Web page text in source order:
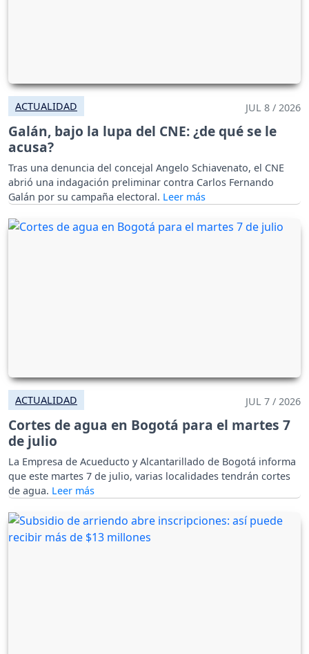
ACTUALIDAD JUL 8 / 2026
Galán, bajo la lupa del CNE: ¿de qué se le
acusa?
Tras una denuncia del concejal Angelo Schiavenato, el CNE
abrió una indagación preliminar contra Carlos Fernando
Galán por su campaña electoral.
ACTUALIDAD JUL 7 / 2026
Cortes de agua en Bogotá para el martes 7
de julio
La Empresa de Acueducto y Alcantarillado de Bogotá informa
que este martes 7 de julio, varias localidades tendrán cortes
de agua.